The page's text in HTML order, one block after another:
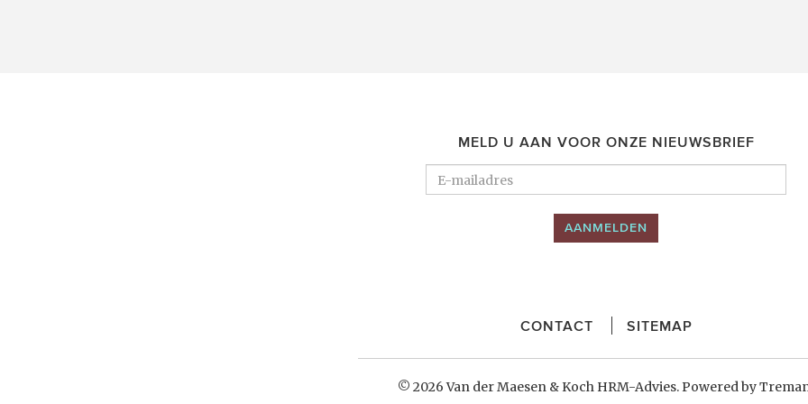
MELD U AAN VOOR ONZE NIEUWSBRIEF
AANMELDEN
CONTACT SITEMAP
© 2026 Van der Maesen & Koch HRM-Advies. Powered by